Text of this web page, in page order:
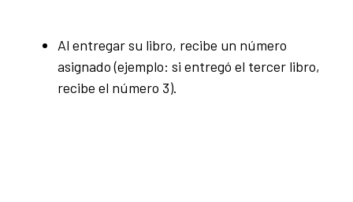
Al entregar su libro, recibe un número
asignado (ejemplo: si entregó el tercer libro,
recibe el número 3).